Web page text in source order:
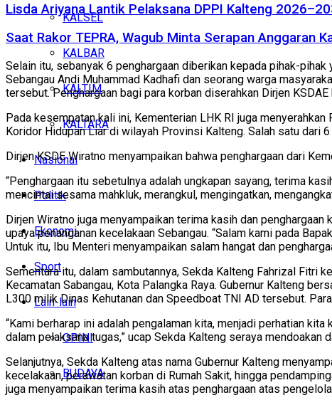
KALSEL
KALBAR
KALTIM
KALTARA
Nasional
Politik
Ekonomi
Sport
Lain-lain
OPINI
BUDAYA
Lisda Ariyana Lantik Pelaksana DPPI Kalteng
Saat Rakor TEPRA, Wagub Minta Serapan Anggaran
Selain itu, sebanyak 6 penghargaan diberikan kepada pihak-
Sebangau Andi Muhammad Kadhafi dan seorang warga
tersebut. Penghargaan bagi para korban diserahkan Dirjen
Pada kesempatan kali ini, Kementerian LHK RI juga
Koridor Hidupan Liar di wilayah Provinsi Kalteng. Salah satu dari
Dirjen KSDE Wiratno menyampaikan bahwa penghargaan dari
“Penghargaan itu sebetulnya adalah ungkapan sayang, terima
mencintai sesama mahkluk, merangkul, mengingatkan,
Dirjen Wiratno juga menyampaikan terima kasih dan
upaya penanganan kecelakaan Sebangau. “Salam kami pada
Untuk itu, Ibu Menteri menyampaikan salam hangat dan
Sementara itu, dalam sambutannya, Sekda Kalteng Fahrizal Fitri
Kecamatan Sabangau, Kota Palangka Raya. Gubernur Kalteng
L300 milik Dinas Kehutanan dan Speedboat TNI AD tersebut.
“Kami berharap ini adalah pengalaman kita, menjadi perhatian
dalam pelaksana tugas,” ucap Sekda Kalteng seraya mendoakan
Selanjutnya, Sekda Kalteng atas nama Gubernur Kalteng
kecelakaan, perawatan korban di Rumah Sakit, hingga
juga menyampaikan terima kasih atas penghargaan atas